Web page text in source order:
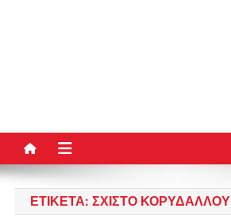
ΕΤΙΚΈΤΑ: ΣΧΙΣΤΌ ΚΟΡΥΔΑΛΛΟΎ